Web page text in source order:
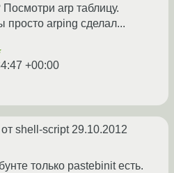
arp таблицу.
просто arping сделал...
+00:00
от shell-script29.10.2012
только pastebinit есть.